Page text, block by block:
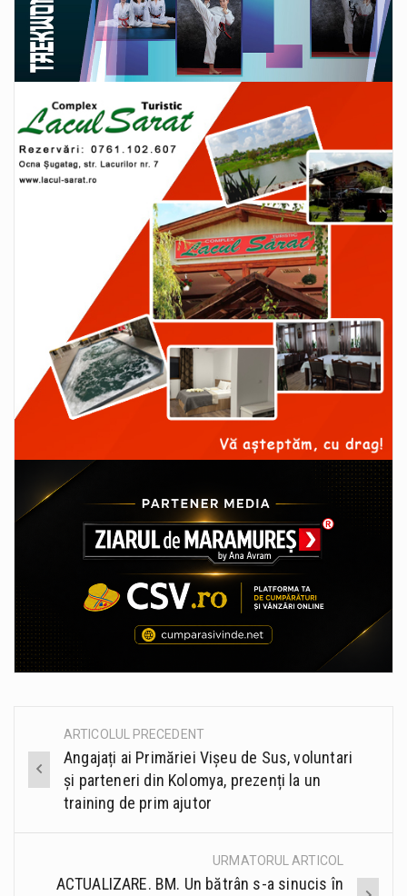
Post
navigation
ARTICOLUL PRECEDENT
Angajați ai Primăriei Vișeu de Sus, voluntari
și parteneri din Kolomya, prezenți la un
training de prim ajutor
URMATORUL ARTICOL
ACTUALIZARE. BM. Un bătrân s-a sinucis în